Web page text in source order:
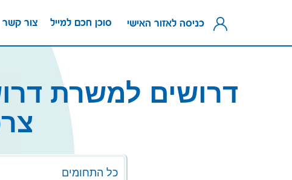
צור קשר סוכן חכם למייל כניסה לאזור האישי
דרושים למשרת
כל התחומים